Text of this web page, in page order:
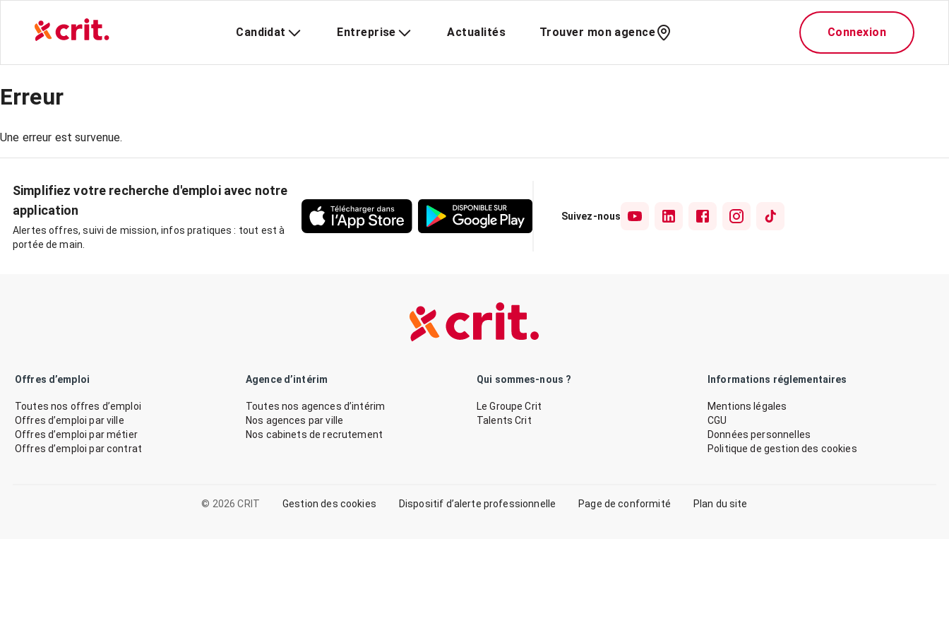
Candidat Entreprise Actualités Trouver mon agence Connexion
Erreur
Une erreur est survenue.
Simplifiez votre recherche d'emploi avec notre
application
Alertes offres, suivi de mission, infos pratiques : tout est à
portée de main.
Suivez-nous
Offres d’emploi
Toutes nos offres d’emploi
Offres d’emploi par ville
Offres d’emploi par métier
Offres d’emploi par contrat
Agence d’intérim
Toutes nos agences d’intérim
Nos agences par ville
Nos cabinets de recrutement
Qui sommes-nous ?
Le Groupe Crit
Talents Crit
Informations réglementaires
Mentions légales
CGU
Données personnelles
Politique de gestion des cookies
© 2026 CRIT Gestion des cookies Dispositif d’alerte professionnelle Page de conformité Plan du site